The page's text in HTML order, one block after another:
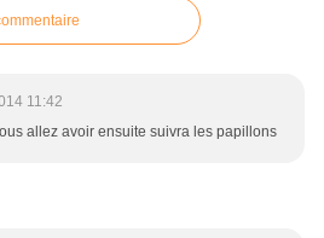
11:42
allez avoir ensuite suivra les papillons